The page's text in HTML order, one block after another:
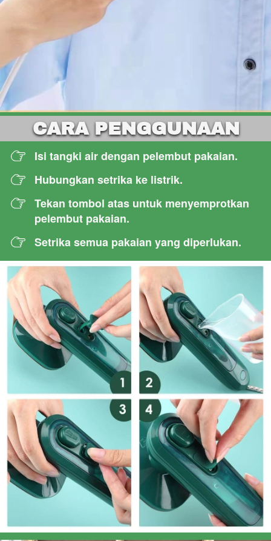
CARA PENGGUNAAN
Isi tangki air dengan pelembut pakaian.
Hubungkan setrika ke listrik.
Tekan tombol atas untuk menyemprotkan
pelembut pakaian.
Setrika semua pakaian yang diperlukan.